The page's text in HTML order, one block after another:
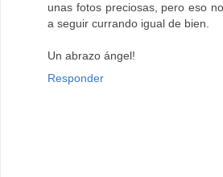
unas fotos preciosas, pero eso
a seguir currando igual de bien.
Un abrazo ángel!
Responder